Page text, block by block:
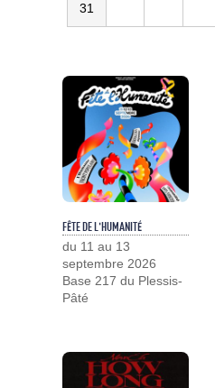
31
FÊTE DE L'HUMANITÉ
du 11 au 13
septembre 2026
Base 217 du Plessis-
Pâté